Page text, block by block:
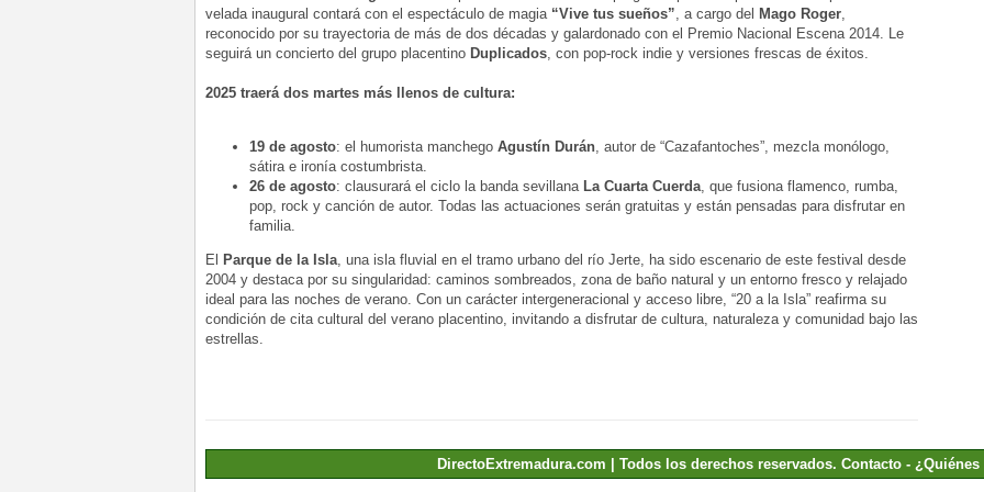
velada inaugural contará con el espectáculo de magia “Vive tus sueños” , a cargo del Mago Roger
reconocido por su trayectoria de más de dos décadas y galardonado con el Premio Nacional Escena 2014. Le
seguirá un concierto del grupo placentino Duplicados , con pop-rock indie y versiones frescas de éxitos.
2025 traerá dos martes más llenos de cultura:
19 de agosto: el humorista manchego Agustín Durán , autor de “Cazafantoches”, mezcla monólogo,
sátira e ironía costumbrista.
26 de agosto: clausurará el ciclo la banda sevillana La Cuarta Cuerda , que fusiona flamenco, rumba,
pop, rock y canción de autor. Todas las actuaciones serán gratuitas y están pensadas para disfrutar en
familia.
El Parque de la Isla , una isla fluvial en el tramo urbano del río Jerte, ha sido escenario de este festival desde
2004 y destaca por su singularidad: caminos sombreados, zona de baño natural y un entorno fresco y relajado
ideal para las noches de verano. Con un carácter intergeneracional y acceso libre, “20 a la Isla” reafirma su
condición de cita cultural del verano placentino, invitando a disfrutar de cultura, naturaleza y comunidad bajo las
estrellas.
DirectoExtremadura.com | Todos los derechos reservados. Contacto -